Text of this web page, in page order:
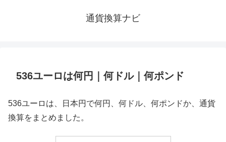
通貨換算ナビ
536ユーロは何円｜何ドル｜何ポンド
536ユーロは、日本円で何円、何ドル、何ポンドか、通貨
換算をまとめました。